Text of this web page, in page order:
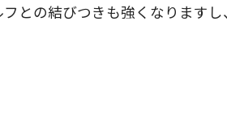
との結びつきも強くなりますし、